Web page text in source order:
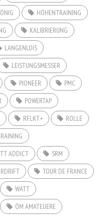
HÖHENTRAINING
KALIBRIERUNG
LANGENLOIS
LEISTUNGSMESSER
PIONEER
PMC
POWERTAP
RFLKT+
ROLLE
ADDICT
SRM
TOUR DE FRANCE
WATT
ÖM AMATEUERE